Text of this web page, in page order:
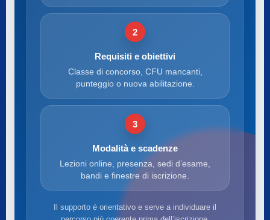
2
Requisiti e obiettivi
Classe di concorso, CFU mancanti,
punteggio o nuova abilitazione.
3
Modalità e scadenze
Lezioni online, presenza, sedi d’esame,
bandi e finestre di iscrizione.
Il supporto è orientativo e serve a individuare il